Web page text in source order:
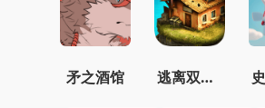
矛之酒馆 逃离双塔湾